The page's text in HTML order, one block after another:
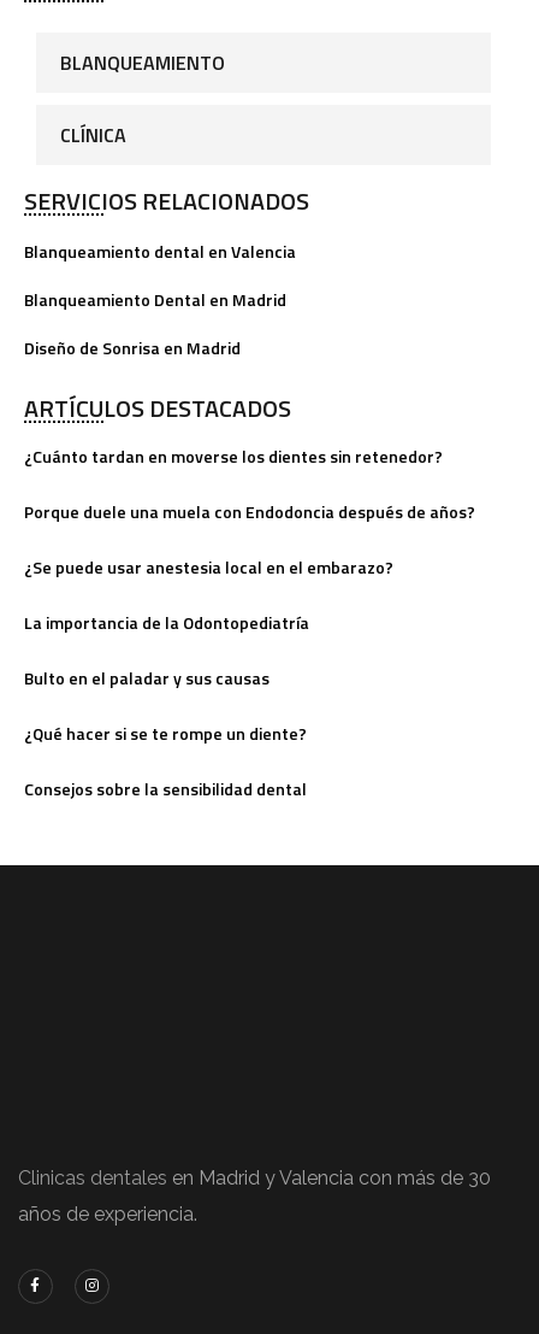
BLANQUEAMIENTO
CLÍNICA
SERVICIOS RELACIONADOS
Blanqueamiento dental en Valencia
Blanqueamiento Dental en Madrid
Diseño de Sonrisa en Madrid
ARTÍCULOS DESTACADOS
¿Cuánto tardan en moverse los dientes sin retenedor?
Porque duele una muela con Endodoncia después de años?
¿Se puede usar anestesia local en el embarazo?
La importancia de la Odontopediatría
Bulto en el paladar y sus causas
¿Qué hacer si se te rompe un diente?
Consejos sobre la sensibilidad dental
Clinicas dentales en Madrid y Valencia con más de 30
años de experiencia.